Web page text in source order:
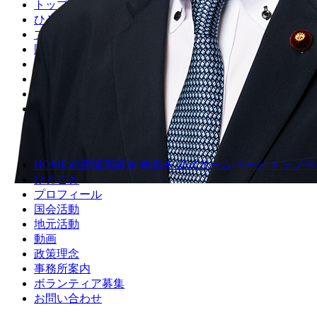
トップページ
ひとこと
プロフィール
国会活動
地元活動
HOME前衆議院議員 牧義夫 公式ホームページ トップペ
ひとこと
プロフィール
国会活動
地元活動
動画
政策理念
事務所案内
ボランティア募集
お問い合わせ